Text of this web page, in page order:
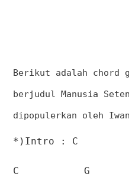
Berikut adalah chord
berjudul Manusia
dipopulerkan oleh
*)Intro : C
C G